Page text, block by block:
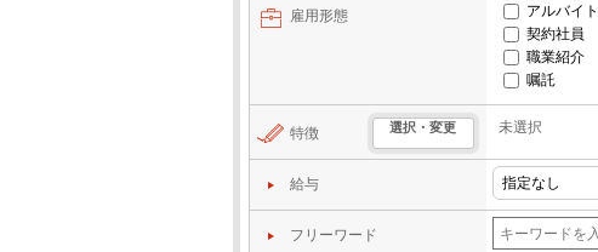
雇用形態 アルバイト
契約社員
職業紹介
嘱託
特徴 選択・変更 未選択
給与
フリーワード